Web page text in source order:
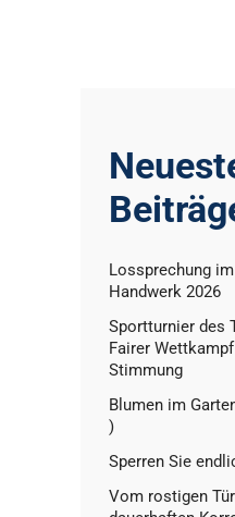
Lossprechung
Handwerk 2026
Sportturnier des
Fairer
Stimmung
Blumen im
)
Sperren Sie
Vom rostigen